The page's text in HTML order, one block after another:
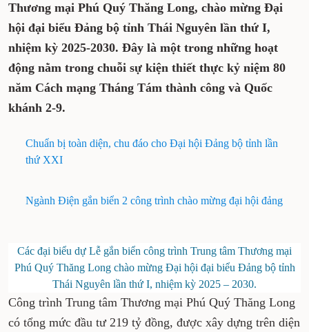
Thương mại Phú Quý Thăng Long, chào mừng Đại
hội đại biểu Đảng bộ tỉnh Thái Nguyên lần thứ I,
nhiệm kỳ 2025-2030. Đây là một trong những hoạt
động nằm trong chuỗi sự kiện thiết thực kỷ niệm 80
năm Cách mạng Tháng Tám thành công và Quốc
khánh 2-9.
Chuẩn bị toàn diện, chu đáo cho Đại hội Đảng bộ tỉnh lần
thứ XXI
Ngành Điện gắn biển 2 công trình chào mừng đại hội đảng
Các đại biểu dự Lễ gắn biển công trình Trung tâm Thương mại
Phú Quý Thăng Long chào mừng Đại hội đại biểu Đảng bộ tỉnh
Thái Nguyên lần thứ I, nhiệm kỳ 2025 – 2030.
Công trình Trung tâm Thương mại Phú Quý Thăng Long
có tổng mức đầu tư 219 tỷ đồng, được xây dựng trên diện